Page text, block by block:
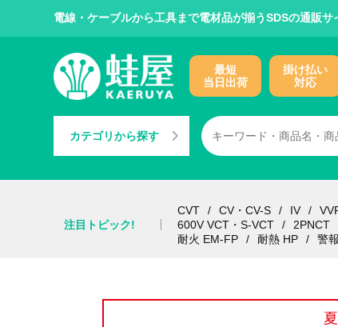
電線・ケーブルから工具まで電材品が揃うSDSの通販サ
最短
当日出荷
掛け払い
対応
カテゴリから探す
注目トピック!
CVT CV・CV-S IV
600V VCT・S-VCT
2PNCT
耐火 EM-FP
耐熱 HP 警